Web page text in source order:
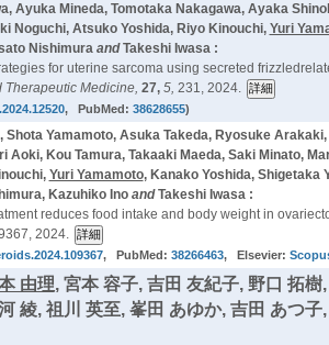
Ayuka Mineda, Tomotaka Nakagawa, Ayaka
Noguchi, Atsuko Yoshida, Riyo Kinouchi, Yuri
NishimuraandTakeshi Iwasa :
for uterine sarcoma using secreted
Therapeutic Medicine, 27, 5, 231, 2024.
, PubMed: 38628655)
Shota Yamamoto, Asuka Takeda, Ryosuke
Aoki, Kou Tamura, Takaaki Maeda, Saki Minato,
Yuri Yamamoto, Kanako Yoshida, Shigetaka
Kazuhiko InoandTakeshi Iwasa :
reduces food intake and body weight in
2024.
, PubMed: 38266463, Elsevier:
由理, 宮本 容子, 吉田 友紀子, 野口 拓
綾, 祖川 英至, 峯田 あゆか, 吉田 あつ子